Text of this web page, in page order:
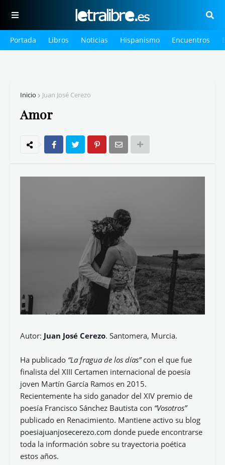
Portada Libros Noticias Hispanismo Encuentros
Inicio Juan José Cerezo
Amor
Autor: Juan José Cerezo. Santomera, Murcia.
Ha publicado “La fragua de los días”con el que fue
finalista del XIII Certamen internacional de poesía
joven Martín García Ramos en 2015.
Recientemente ha sido ganador del XIV premio de
poesía Francisco Sánchez Bautista con “Vosotros”
publicado en Renacimiento. Mantiene activo su blog
poesiajuanjosecerezo.com donde puede encontrarse
toda la información sobre su trayectoria poética
estos años.